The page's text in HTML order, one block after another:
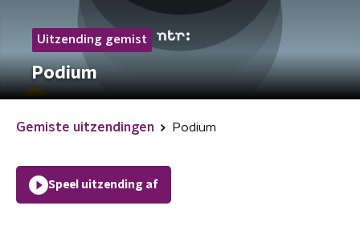
Uitzending gemist
Podium
Gemiste uitzendingen Podium
Speel uitzending af